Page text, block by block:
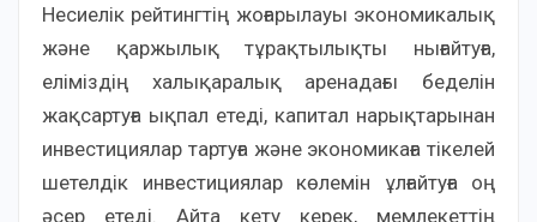
Несиелік рейтингтің жоғарылауы экономикалық
және қаржылық тұрақтылықты нығайтуға,
еліміздің халықаралық аренадағы беделін
жақсартуға ықпал етеді, капитал нарықтарынан
инвестициялар тартуға және экономикаға тікелей
шетелдік инвестициялар көлемін ұлғайтуға оң
әсер етеді. Айта кету керек, мемлекеттің